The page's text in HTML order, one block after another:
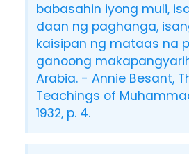
babasahin iyong muli,
daan ng paghanga,
kaisipan ng mataas na
ganoong
Arabia. - Annie Besant,
Teachings of
1932, p. 4.